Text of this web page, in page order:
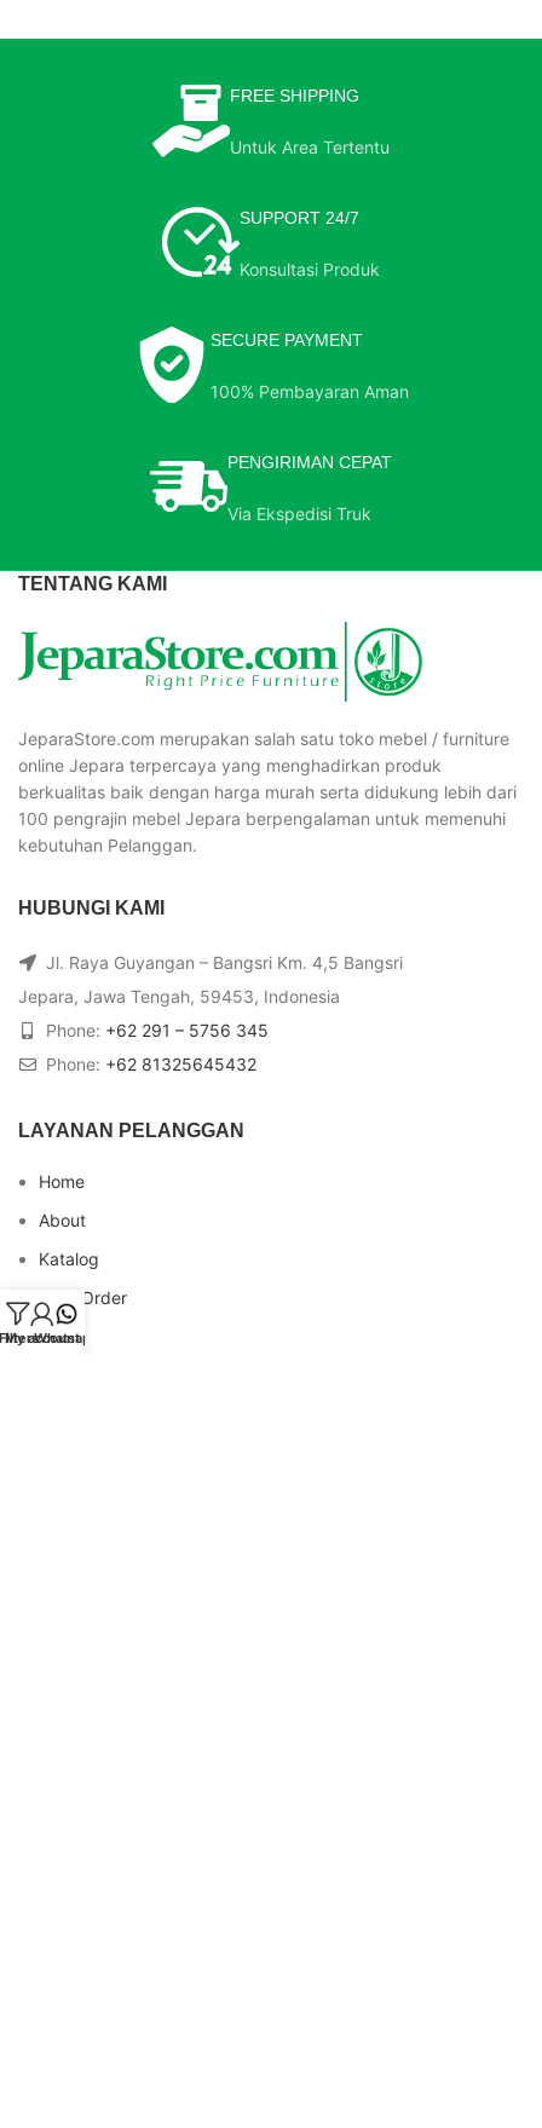
FREE SHIPPING
Untuk Area Tertentu
SUPPORT 24/7
Konsultasi Produk
SECURE PAYMENT
100% Pembayaran Aman
PENGIRIMAN CEPAT
Via Ekspedisi Truk
TENTANG KAMI
JeparaStore.com merupakan salah satu toko mebel / furniture
online Jepara terpercaya yang menghadirkan produk
berkualitas baik dengan harga murah serta didukung lebih dari
100 pengrajin mebel Jepara berpengalaman untuk memenuhi
kebutuhan Pelanggan.
HUBUNGI KAMI
Jl. Raya Guyangan – Bangsri Km. 4,5 Bangsri
Jepara, Jawa Tengah, 59453, Indonesia
Phone: +62 291 – 5756 345
Phone: +62 81325645432
LAYANAN PELANGGAN
Home
About
Katalog
Cara Order
Blog
My account
Whatsapp